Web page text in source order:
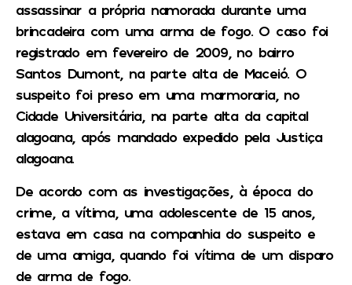
assassinar a própria namorada durante uma
brincadeira com uma arma de fogo. O caso foi
registrado em fevereiro de 2009, no bairro
Santos Dumont, na parte alta de Maceió. O
suspeito foi preso em uma marmoraria, no
Cidade Universitária, na parte alta da capital
alagoana, após mandado expedido pela Justiça
alagoana.
De acordo com as investigações, à época do
crime, a vítima, uma adolescente de 15 anos,
estava em casa na companhia do suspeito e
de uma amiga, quando foi vítima de um disparo
de arma de fogo.